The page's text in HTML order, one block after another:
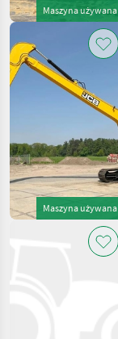
Maszyna używana
Maszyna używana